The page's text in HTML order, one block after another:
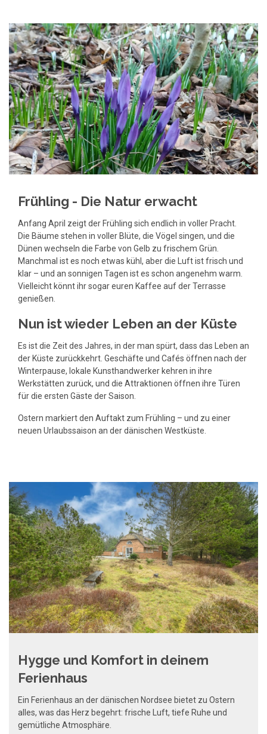
Frühling - Die Natur erwacht
Anfang April zeigt der Frühling sich endlich in voller Pracht.
Die Bäume stehen in voller Blüte, die Vögel singen, und die
Dünen wechseln die Farbe von Gelb zu frischem Grün.
Manchmal ist es noch etwas kühl, aber die Luft ist frisch und
klar – und an sonnigen Tagen ist es schon angenehm warm.
Vielleicht könnt ihr sogar euren Kaffee auf der Terrasse
genießen.
Nun ist wieder Leben an der Küste
Es ist die Zeit des Jahres, in der man spürt, dass das Leben an
der Küste zurückkehrt. Geschäfte und Cafés öffnen nach der
Winterpause, lokale Kunsthandwerker kehren in ihre
Werkstätten zurück, und die Attraktionen öffnen ihre Türen
für die ersten Gäste der Saison.
Ostern markiert den Auftakt zum Frühling – und zu einer
neuen Urlaubssaison an der dänischen Westküste.
Hygge und Komfort in deinem
Ferienhaus
Ein Ferienhaus an der dänischen Nordsee bietet zu Ostern
alles, was das Herz begehrt: frische Luft, tiefe Ruhe und
gemütliche Atmosphäre.